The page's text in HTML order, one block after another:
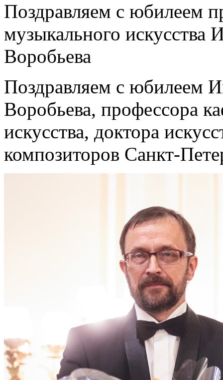
Поздравляем с юбилеем
музыкального искусства
Воробьева
Поздравляем с юбилеем
Воробьева, профессора
искусства, доктора
композиторов Санкт-